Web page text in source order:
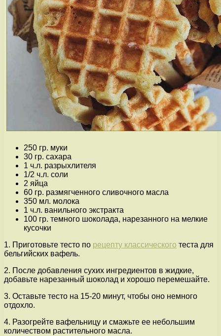
250 гр. муки
30 гр. сахара
1 ч.л. разрыхлителя
1/2 ч.л. соли
2 яйца
60 гр. размягченного сливочного масла
350 мл. молока
1 ч.л. ванильного экстракта
100 гр. темного шоколада, нарезанного на мелкие
кусочки
1. Приготовьте тесто по рецепту классического теста для
бельгийских вафель.
2. После добавления сухих ингредиентов в жидкие,
добавьте нарезанный шоколад и хорошо перемешайте.
3. Оставьте тесто на 15-20 минут, чтобы оно немного
отдохло.
4. Разогрейте вафельницу и смажьте ее небольшим
количеством растительного масла.